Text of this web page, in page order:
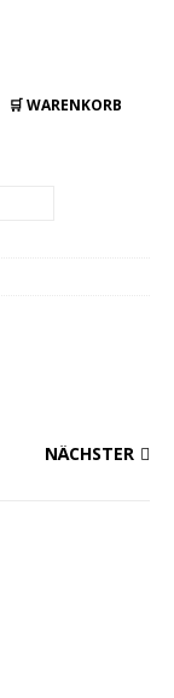
🛒 WARENKORB
NÄCHSTER